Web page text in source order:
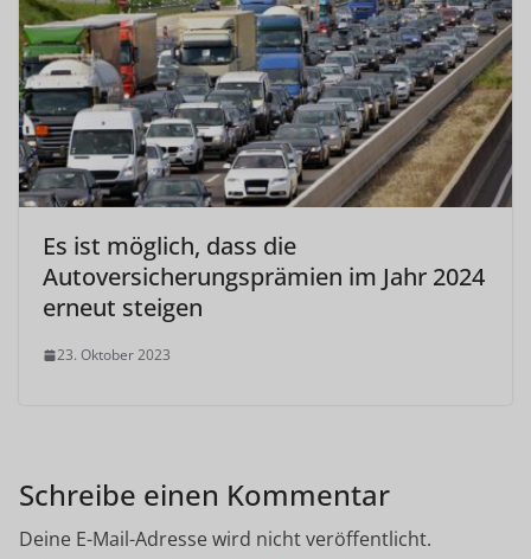
Es ist möglich, dass die
Autoversicherungsprämien im Jahr 2024
erneut steigen
23. Oktober 2023
Schreibe einen Kommentar
Deine E-Mail-Adresse wird nicht veröffentlicht.